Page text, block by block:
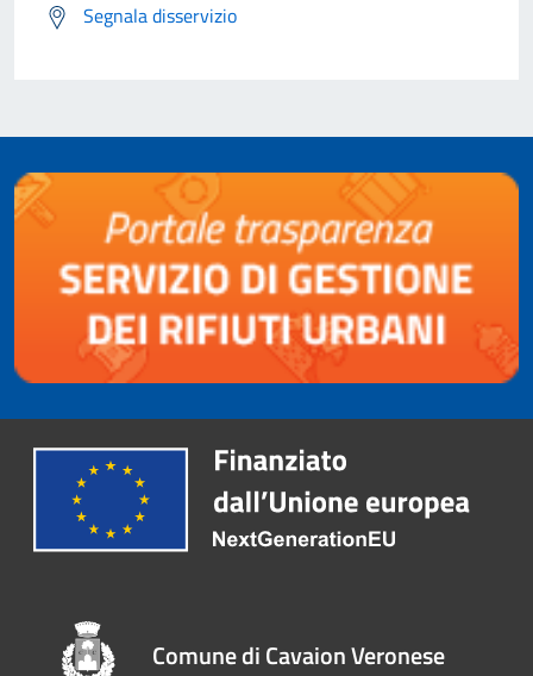
Segnala disservizio
Comune di Cavaion Veronese